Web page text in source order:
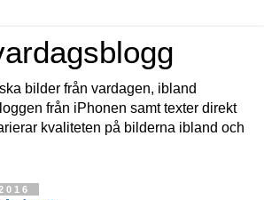
bilder från vardagen, ibland
från iPhonen samt texter direkt
kvaliteten på bilderna ibland och